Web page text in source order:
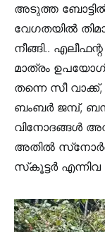
അടുത്ത
വേഗതയിൽ
നീങ്ങി..
മാത്രം
തന്നെ സീ
ബംബർ ജമ്പ്,
വിനോദങ്ങൾ
അതിൽ
സ്‌കൂട്ടർ